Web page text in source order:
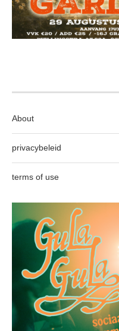
About
privacybeleid
terms of use